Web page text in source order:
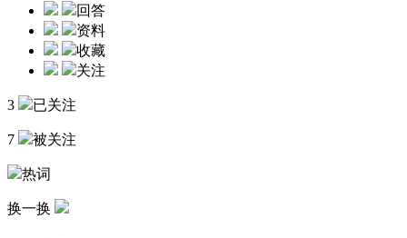
回答
资料
收藏
关注
3 已关注
7 被关注
热词
换一换